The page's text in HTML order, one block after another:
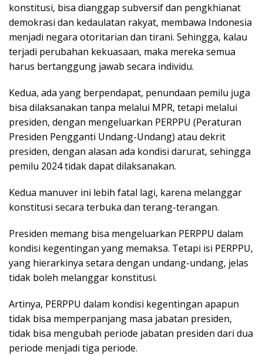
konstitusi, bisa dianggap subversif dan pengkhianat
demokrasi dan kedaulatan rakyat, membawa Indonesia
menjadi negara otoritarian dan tirani. Sehingga, kalau
terjadi perubahan kekuasaan, maka mereka semua
harus bertanggung jawab secara individu.
Kedua, ada yang berpendapat, penundaan pemilu juga
bisa dilaksanakan tanpa melalui MPR, tetapi melalui
presiden, dengan mengeluarkan PERPPU (Peraturan
Presiden Pengganti Undang-Undang) atau dekrit
presiden, dengan alasan ada kondisi darurat, sehingga
pemilu 2024 tidak dapat dilaksanakan.
Kedua manuver ini lebih fatal lagi, karena melanggar
konstitusi secara terbuka dan terang-terangan.
Presiden memang bisa mengeluarkan PERPPU dalam
kondisi kegentingan yang memaksa. Tetapi isi PERPPU,
yang hierarkinya setara dengan undang-undang, jelas
tidak boleh melanggar konstitusi.
Artinya, PERPPU dalam kondisi kegentingan apapun
tidak bisa memperpanjang masa jabatan presiden,
tidak bisa mengubah periode jabatan presiden dari dua
periode menjadi tiga periode.